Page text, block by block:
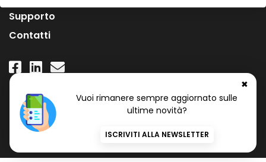
✖
Vuoi rimanere sempre aggiornato sulle
ultime novità?
ISCRIVITI ALLA NEWSLETTER
Supporto
Contatti
Numero Verde Gratuito
800 97 34 34